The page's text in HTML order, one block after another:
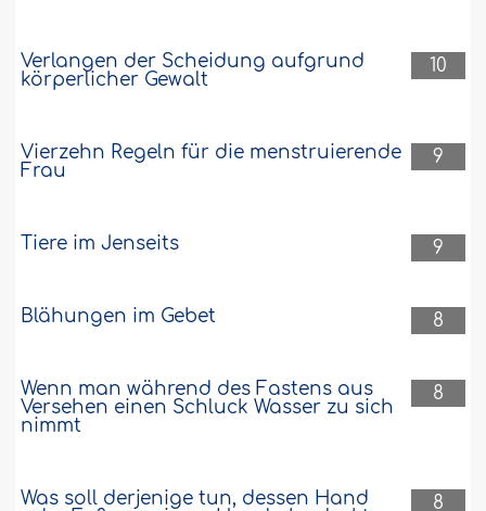
10
Verlangen der Scheidung aufgrund
körperlicher Gewalt
9
Vierzehn Regeln für die menstruierende
Frau
9
Tiere im Jenseits
8
Blähungen im Gebet
8
Wenn man während des Fastens aus
Versehen einen Schluck Wasser zu sich
nimmt
8
Was soll derjenige tun, dessen Hand